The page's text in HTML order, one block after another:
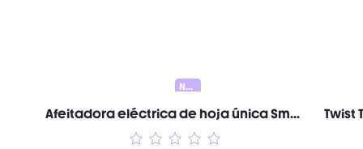
Nuevo
Afeitadora eléctrica de hoja única Smooth Moves